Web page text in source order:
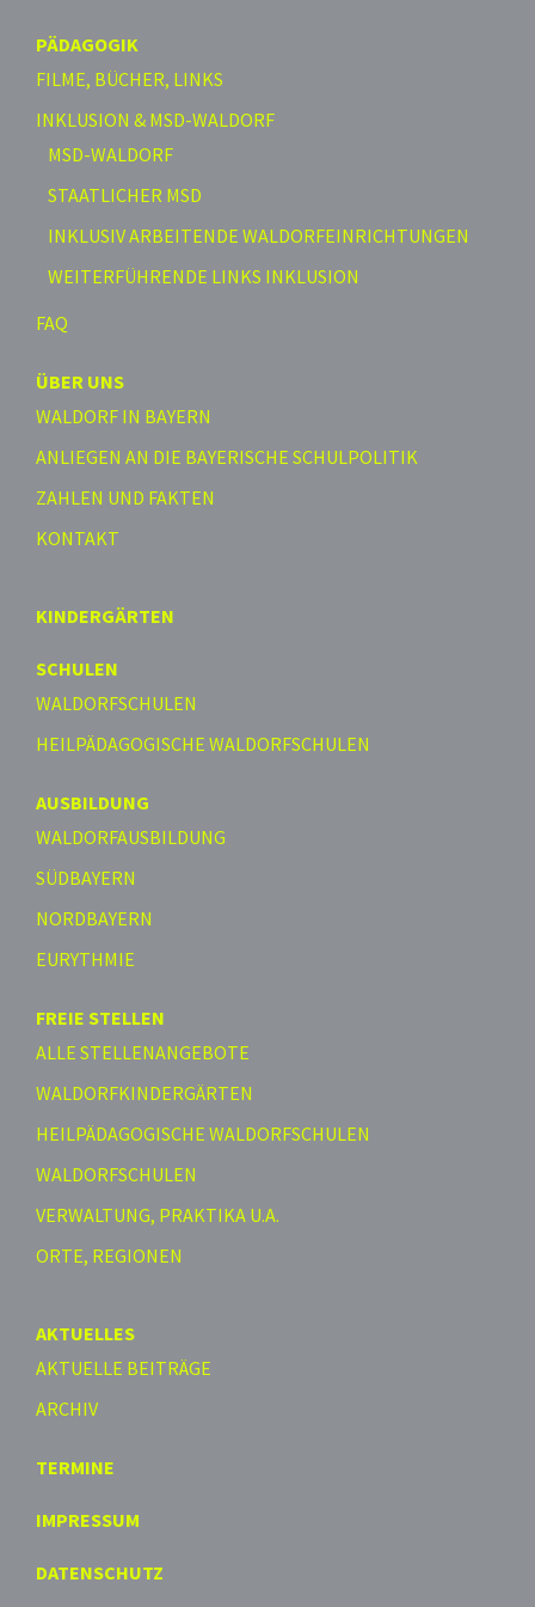
PÄDAGOGIK
FILME, BÜCHER, LINKS
INKLUSION & MSD-WALDORF
MSD-WALDORF
STAATLICHER MSD
INKLUSIV ARBEITENDE WALDORFEINRICHTUNGEN
WEITERFÜHRENDE LINKS INKLUSION
FAQ
ÜBER UNS
WALDORF IN BAYERN
ANLIEGEN AN DIE BAYERISCHE SCHULPOLITIK
ZAHLEN UND FAKTEN
KONTAKT
KINDERGÄRTEN
SCHULEN
WALDORFSCHULEN
HEILPÄDAGOGISCHE WALDORFSCHULEN
AUSBILDUNG
WALDORFAUSBILDUNG
SÜDBAYERN
NORDBAYERN
EURYTHMIE
FREIE STELLEN
ALLE STELLENANGEBOTE
WALDORFKINDERGÄRTEN
HEILPÄDAGOGISCHE WALDORFSCHULEN
WALDORFSCHULEN
VERWALTUNG, PRAKTIKA U.A.
ORTE, REGIONEN
AKTUELLES
AKTUELLE BEITRÄGE
ARCHIV
TERMINE
IMPRESSUM
DATENSCHUTZ